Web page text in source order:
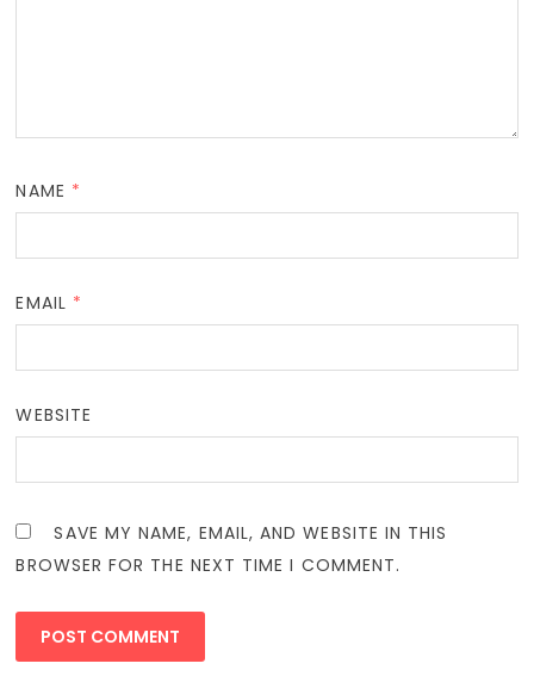
NAME *
EMAIL *
WEBSITE
SAVE MY NAME, EMAIL, AND WEBSITE IN THIS
BROWSER FOR THE NEXT TIME I COMMENT.